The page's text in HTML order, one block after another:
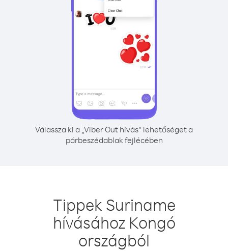
Válassza ki a „Viber Out hívás” lehetőséget a
párbeszédablak fejlécében
Tippek Suriname
hívásához Kongó
országból